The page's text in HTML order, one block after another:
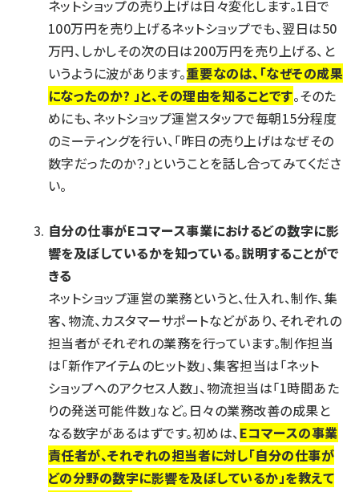
ネットショップの売り上げは日々変化します。1日で
100万円を売り上げるネットショップでも、翌日は50
万円、しかしその次の日は200万円を売り上げる、と
いうように波があります。重要なのは、「なぜその成果
になったのか? 」と、その理由を知ることです。そのた
めにも、ネットショップ運営スタッフで毎朝15分程度
のミーティングを行い、「昨日の売り上げはなぜその
数字だったのか？」ということを話し合ってみてくださ
い。
自分の仕事がEコマース事業におけるどの数字に影
響を及ぼしているかを知っている。説明することがで
きる
ネットショップ運営の業務というと、仕入れ、制作、集
客、物流、カスタマーサポートなどがあり、それぞれの
担当者がそれぞれの業務を行っています。制作担当
は「新作アイテムのヒット数」、集客担当は「ネット
ショップへのアクセス人数」、物流担当は「1時間あた
りの発送可能件数」など。日々の業務改善の成果と
なる数字があるはずです。初めは、Eコマースの事業
責任者が、それぞれの担当者に対し「自分の仕事が
どの分野の数字に影響を及ぼしているか」を教えて